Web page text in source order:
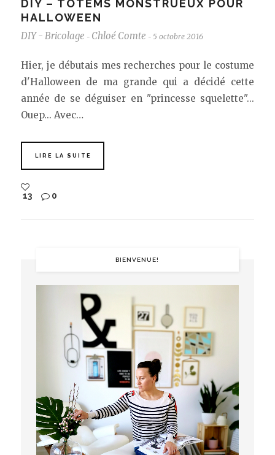
DIY – TOTEMS MONSTRUEUX POUR
HALLOWEEN
DIY - Bricolage - Chloé Comte - 5 octobre 2016
Hier, je débutais mes recherches pour le costume
d'Halloween de ma grande qui a décidé cette
année de se déguiser en "princesse squelette"...
Ouep... Avec…
LIRE LA SUITE
13 0
BIENVENUE!